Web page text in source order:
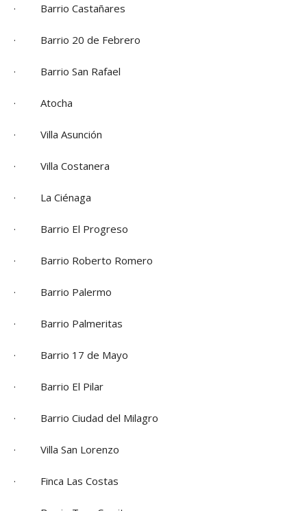
· Barrio Castañares
· Barrio 20 de Febrero
· Barrio San Rafael
· Atocha
· Villa Asunción
· Villa Costanera
· La Ciénaga
· Barrio El Progreso
· Barrio Roberto Romero
· Barrio Palermo
· Barrio Palmeritas
· Barrio 17 de Mayo
· Barrio El Pilar
· Barrio Ciudad del Milagro
· Villa San Lorenzo
· Finca Las Costas